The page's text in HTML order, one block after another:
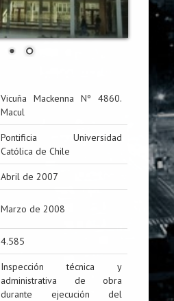
Vicuña Mackenna Nº 4860.
Macul
Pontificia Universidad
Católica de Chile
Abril de 2007
Marzo de 2008
4.585
Inspección técnica y
administrativa de obra
durante ejecución del